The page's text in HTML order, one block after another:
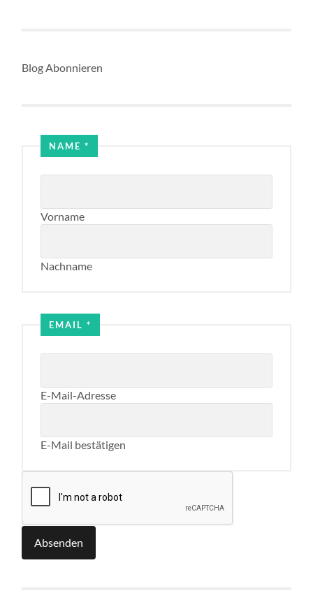
Blog Abonnieren
Name
NAME*
Vorname
Nachname
EMAIL*
E-Mail-Adresse
E-Mail bestätigen
Absenden